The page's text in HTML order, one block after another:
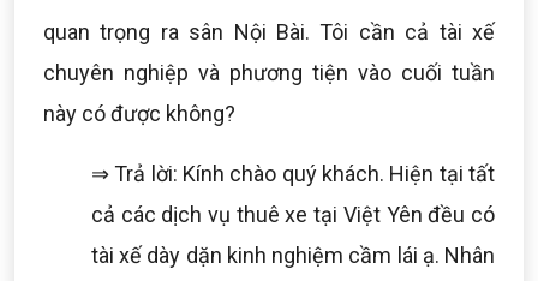
quan trọng ra sân Nội Bài. Tôi cần cả tài xế
chuyên nghiệp và phương tiện vào cuối tuần
này có được không?
⇒ Trả lời: Kính chào quý khách. Hiện tại tất
cả các dịch vụ thuê xe tại Việt Yên đều có
tài xế dày dặn kinh nghiệm cầm lái ạ. Nhân